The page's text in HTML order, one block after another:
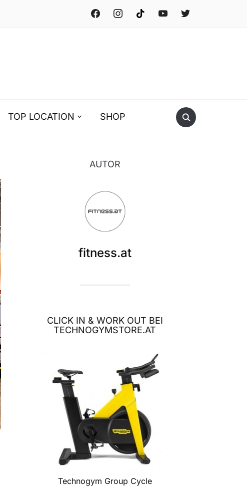
facebook instagramtiktok youtube twitter
TOP LOCATION SHOP
AUTOR
fitness.at
CLICK IN & WORK OUT BEI
TECHNOGYMSTORE.AT
Technogym Group Cycle